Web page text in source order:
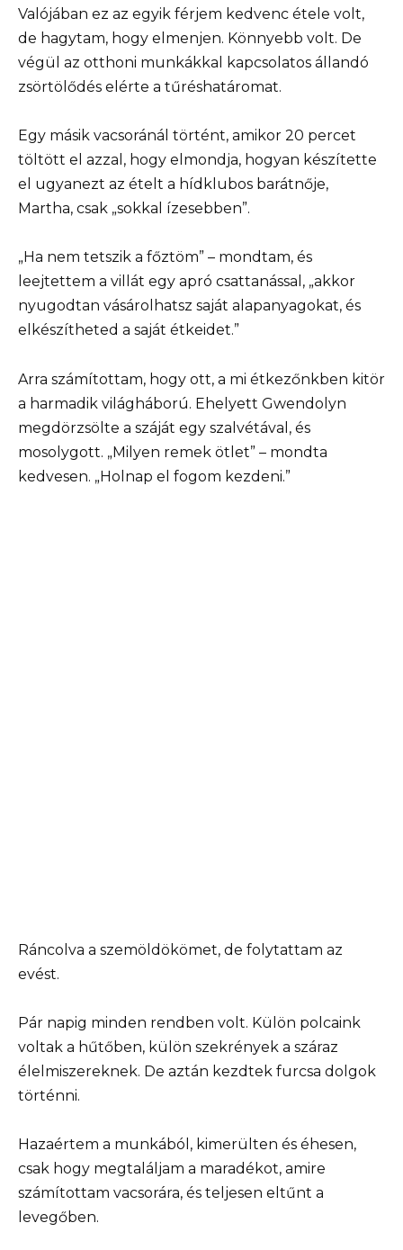
Valójában ez az egyik férjem kedvenc étele volt,
de hagytam, hogy elmenjen. Könnyebb volt. De
végül az otthoni munkákkal kapcsolatos állandó
zsörtölődés elérte a tűréshatáromat.
Egy másik vacsoránál történt, amikor 20 percet
töltött el azzal, hogy elmondja, hogyan készítette
el ugyanezt az ételt a hídklubos barátnője,
Martha, csak „sokkal ízesebben”.
„Ha nem tetszik a főztöm” – mondtam, és
leejtettem a villát egy apró csattanással, „akkor
nyugodtan vásárolhatsz saját alapanyagokat, és
elkészítheted a saját étkeidet.”
Arra számítottam, hogy ott, a mi étkezőnkben kitör
a harmadik világháború. Ehelyett Gwendolyn
megdörzsölte a száját egy szalvétával, és
mosolygott. „Milyen remek ötlet” – mondta
kedvesen. „Holnap el fogom kezdeni.”
Ráncolva a szemöldökömet, de folytattam az
evést.
Pár napig minden rendben volt. Külön polcaink
voltak a hűtőben, külön szekrények a száraz
élelmiszereknek. De aztán kezdtek furcsa dolgok
történni.
Hazaértem a munkából, kimerülten és éhesen,
csak hogy megtaláljam a maradékot, amire
számítottam vacsorára, és teljesen eltűnt a
levegőben.